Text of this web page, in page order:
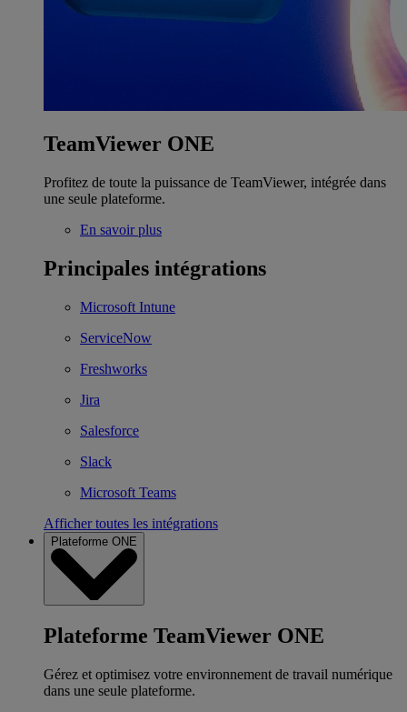
TeamViewer ONE
Profitez de toute la puissance de TeamViewer, intégrée dans
une seule plateforme.
En savoir plus
Principales intégrations
Microsoft Intune
ServiceNow
Freshworks
Jira
Salesforce
Slack
Microsoft Teams
Afficher toutes les intégrations
Plateforme ONE
Plateforme TeamViewer ONE
Gérez et optimisez votre environnement de travail numérique
dans une seule plateforme.